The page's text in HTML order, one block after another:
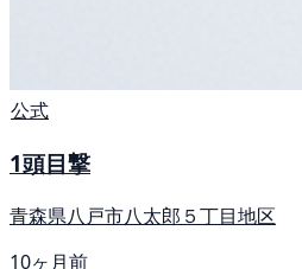
公式
1頭目撃
青森県八戸市八太郎５丁目地区
10ヶ月前